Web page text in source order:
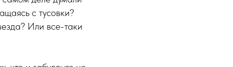
с тусовки?
Или все-таки